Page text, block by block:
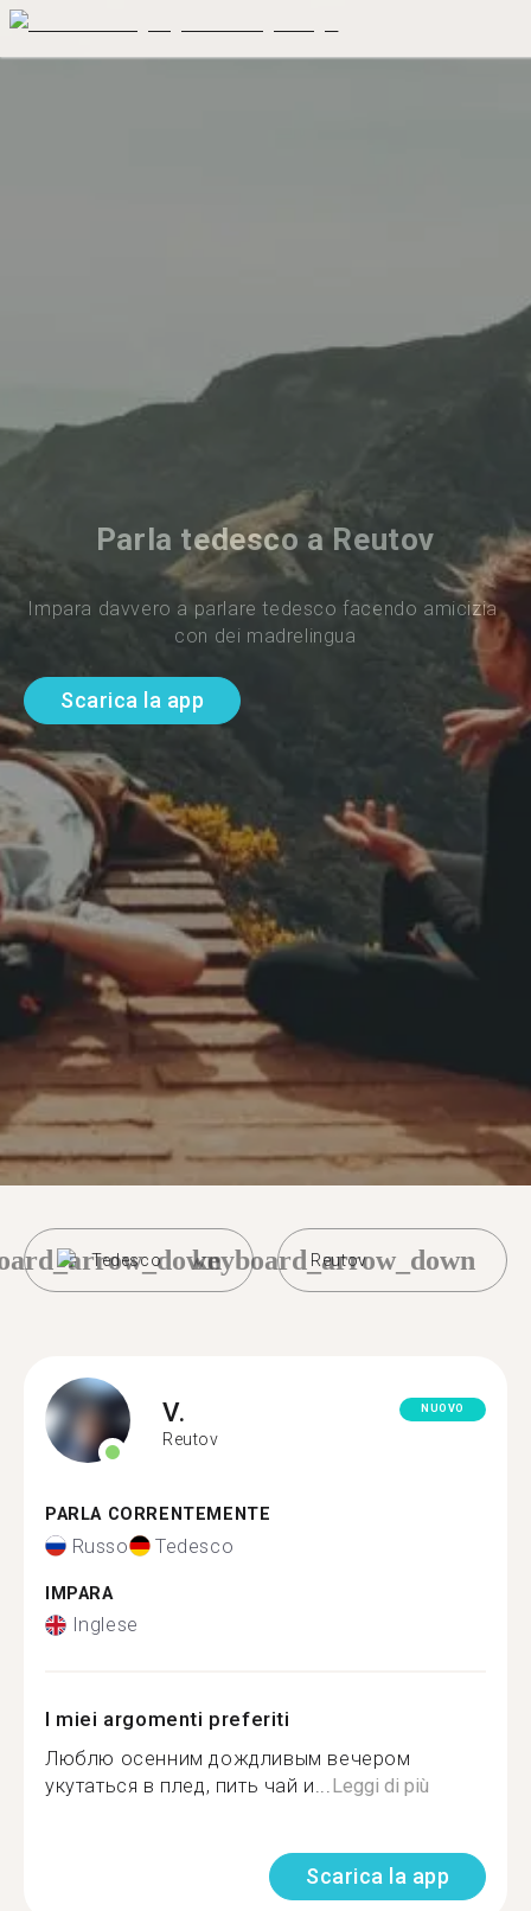
Parla tedesco a Reutov
Impara davvero a parlare tedesco facendo amicizia
con dei madrelingua
Scarica la app
Tedesco Reutov
keyboard_arrow_down
V.
Reutov
NUOVO
PARLA CORRENTEMENTE
Russo Tedesco
IMPARA
Inglese
I miei argomenti preferiti
Люблю осенним дождливым вечером
укутаться в плед, пить чай и...Leggi di più
Scarica la app